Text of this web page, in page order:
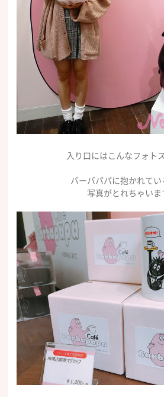
入り口にはこんなフォト
バーバパパに抱かれてい
写真がとれちゃいま